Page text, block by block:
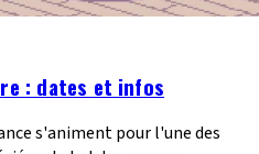
: dates et infos
s'animent pour l'une des